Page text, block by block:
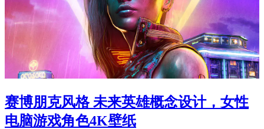
赛博朋克风格 未来英雄概念设计，女性
电脑游戏角色4K壁纸